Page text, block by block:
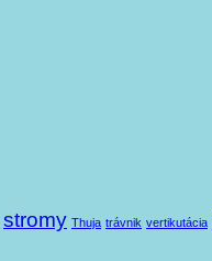
stromy Thuja trávnik vertikutácia